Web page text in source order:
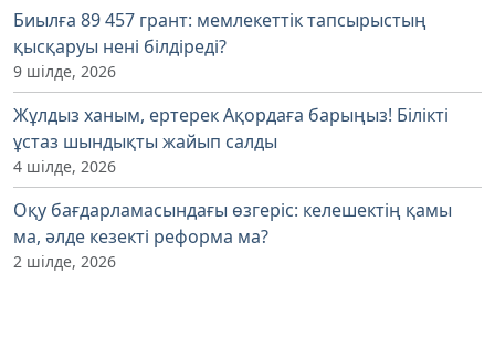
Биылға 89 457 грант: мемлекеттік тапсырыстың
қысқаруы нені білдіреді?
9 шілде, 2026
Жұлдыз ханым, ертерек Ақордаға барыңыз! Білікті
ұстаз шындықты жайып салды
4 шілде, 2026
Оқу бағдарламасындағы өзгеріс: келешектің қамы
ма, әлде кезекті реформа ма?
2 шілде, 2026